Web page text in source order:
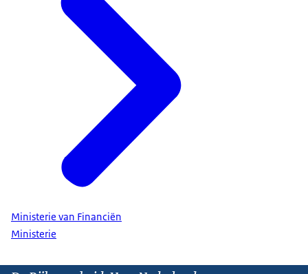
Ministerie van Financiën
Ministerie